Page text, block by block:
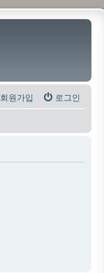
로그인
회원가입